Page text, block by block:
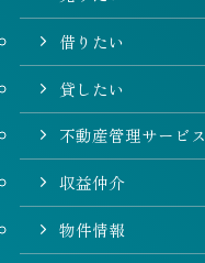
借りたい
貸したい
不動産管理サービス
収益仲介
物件情報